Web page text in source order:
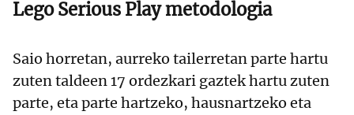
Lego Serious Play metodologia
Saio horretan, aurreko tailerretan parte hartu
zuten taldeen 17 ordezkari gaztek hartu zuten
parte, eta parte hartzeko, hausnartzeko eta